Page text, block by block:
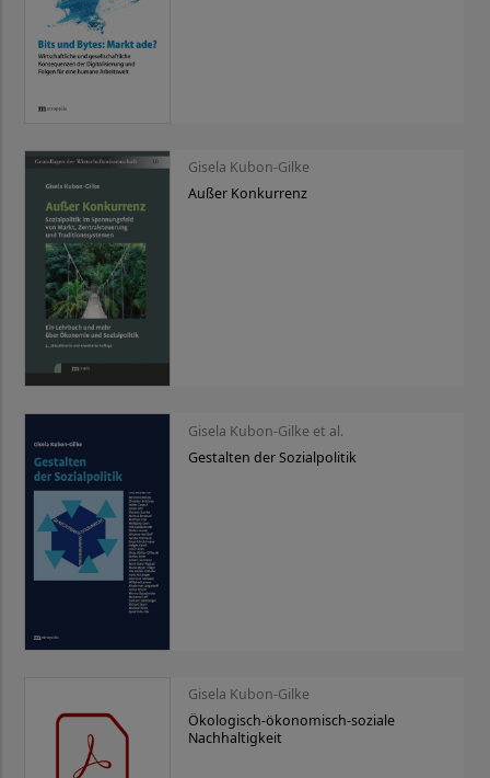
Gisela Kubon-Gilke
Außer Konkurrenz
Gisela Kubon-Gilke et al.
Gestalten der Sozialpolitik
Gisela Kubon-Gilke
Ökologisch-ökonomisch-soziale
Nachhaltigkeit